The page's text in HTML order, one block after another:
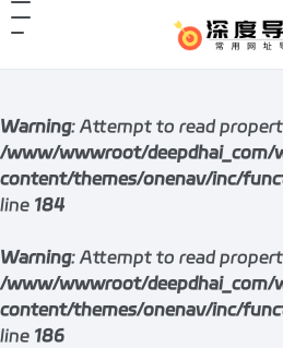
Warning: Attempt to read
/www/wwwroot/deepdhai_com/
content/themes/onenav/inc/
line 184
Warning: Attempt to read
/www/wwwroot/deepdhai_com/
content/themes/onenav/inc/
line 186